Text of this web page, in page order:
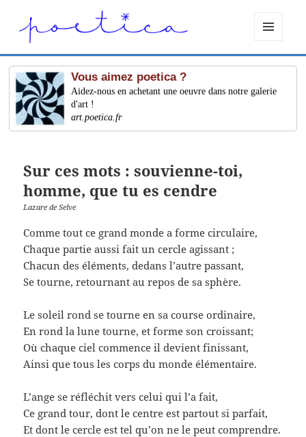
ET
WIDGETS
Vous aimez poetica ?
Aidez-nous en achetant une oeuvre dans notre galerie
d'art !
art.poetica.fr
Sur ces mots : souvienne-toi,
homme, que tu es cendre
Lazare de Selve
Comme tout ce grand monde a forme circulaire,
Chaque partie aussi fait un cercle agissant ;
Chacun des éléments, dedans l’autre passant,
Se tourne, retournant au repos de sa sphère.
Le soleil rond se tourne en sa course ordinaire,
En rond la lune tourne, et forme son croissant;
Où chaque ciel commence il devient finissant,
Ainsi que tous les corps du monde élémentaire.
L’ange se réfléchit vers celui qui l’a fait,
Ce grand tour, dont le centre est partout si parfait,
Et dont le cercle est tel qu’on ne le peut comprendre.